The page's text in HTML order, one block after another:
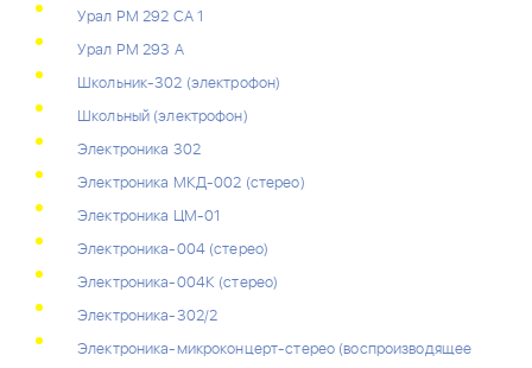
Урал РМ 292 СА 1
Урал РМ 293 А
Школьник-302 (электрофон)
Школьный (электрофон)
Электроника 302
Электроника МКД-002 (стерео)
Электроника ЦМ-01
Электроника-004 (стерео)
Электроника-004К (стерео)
Электроника-302/2
Электроника-микроконцерт-стерео (воспроизводящее